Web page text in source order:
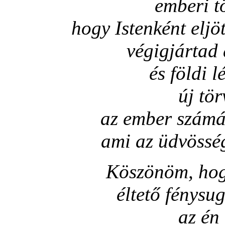
emberi
hogy Istenként
végigjártad
és földi
új
az ember
ami az
Köszönöm,
éltető
az